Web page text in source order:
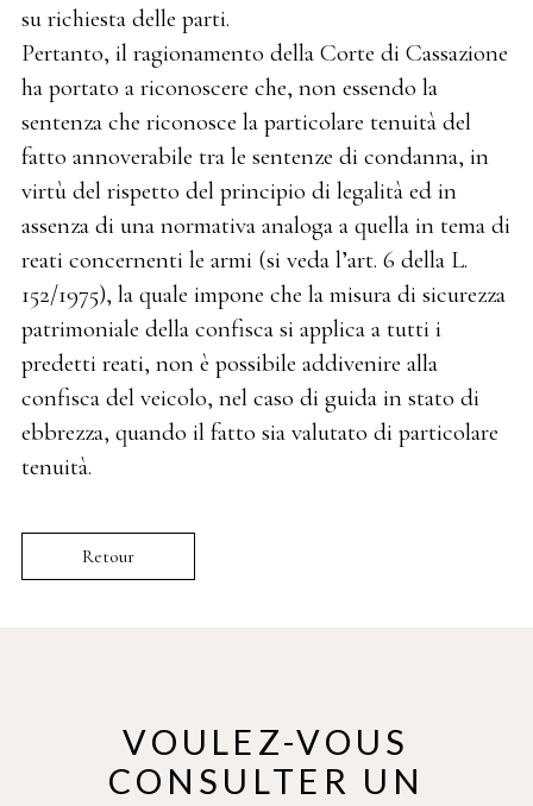
su richiesta delle parti.
Pertanto, il ragionamento della Corte di Cassazione
ha portato a riconoscere che, non essendo la
sentenza che riconosce la particolare tenuità del
fatto annoverabile tra le sentenze di condanna, in
virtù del rispetto del principio di legalità ed in
assenza di una normativa analoga a quella in tema di
reati concernenti le armi (si veda l’art. 6 della L.
152/1975), la quale impone che la misura di sicurezza
patrimoniale della confisca si applica a tutti i
predetti reati, non è possibile addivenire alla
confisca del veicolo, nel caso di guida in stato di
ebbrezza, quando il fatto sia valutato di particolare
tenuità.
Retour
VOULEZ-VOUS
CONSULTER UN